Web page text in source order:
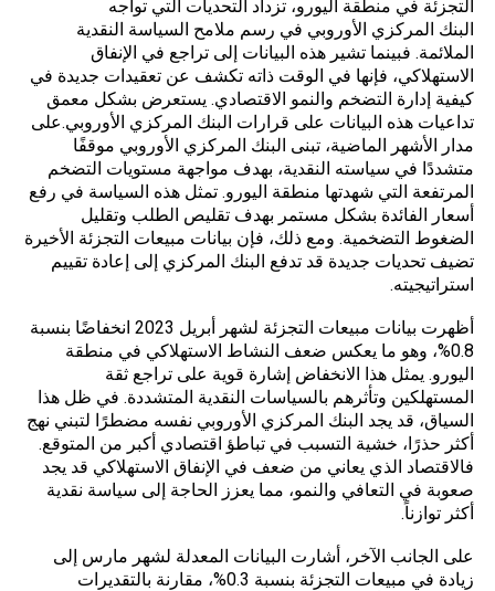
التجزئة في منطقة اليورو، تزداد التحديات التي تواجه
البنك المركزي الأوروبي في رسم ملامح السياسة النقدية
الملائمة. فبينما تشير هذه البيانات إلى تراجع في الإنفاق
الاستهلاكي، فإنها في الوقت ذاته تكشف عن تعقيدات جديدة في
كيفية إدارة التضخم والنمو الاقتصادي. يستعرض بشكل معمق
تداعيات هذه البيانات على قرارات البنك المركزي الأوروبي.على
مدار الأشهر الماضية، تبنى البنك المركزي الأوروبي موقفًا
متشددًا في سياسته النقدية، بهدف مواجهة مستويات التضخم
المرتفعة التي شهدتها منطقة اليورو. تمثل هذه السياسة في رفع
أسعار الفائدة بشكل مستمر بهدف تقليص الطلب وتقليل
الضغوط التضخمية. ومع ذلك، فإن بيانات مبيعات التجزئة الأخيرة
تضيف تحديات جديدة قد تدفع البنك المركزي إلى إعادة تقييم
استراتيجيته.
أظهرت بيانات مبيعات التجزئة لشهر أبريل 2023 انخفاضًا بنسبة
0.8%، وهو ما يعكس ضعف النشاط الاستهلاكي في منطقة
اليورو. يمثل هذا الانخفاض إشارة قوية على تراجع ثقة
المستهلكين وتأثرهم بالسياسات النقدية المتشددة. في ظل هذا
السياق، قد يجد البنك المركزي الأوروبي نفسه مضطرًا لتبني نهج
أكثر حذرًا، خشية التسبب في تباطؤ اقتصادي أكبر من المتوقع.
فالاقتصاد الذي يعاني من ضعف في الإنفاق الاستهلاكي قد يجد
صعوبة في التعافي والنمو، مما يعزز الحاجة إلى سياسة نقدية
أكثر توازناً.
على الجانب الآخر، أشارت البيانات المعدلة لشهر مارس إلى
زيادة في مبيعات التجزئة بنسبة 0.3%، مقارنة بالتقديرات